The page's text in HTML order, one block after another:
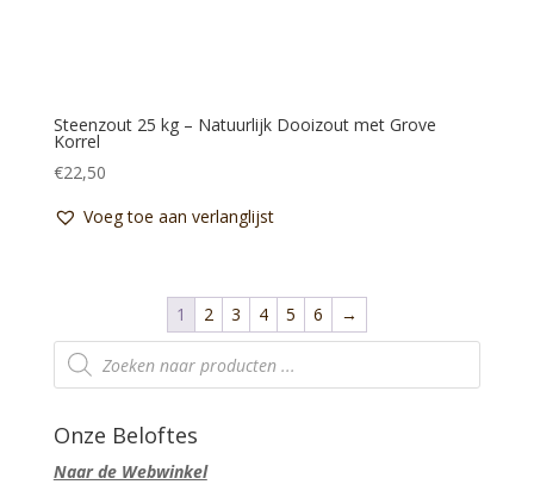
Steenzout 25 kg – Natuurlijk Dooizout met Grove
Korrel
€22,50
Voeg toe aan verlanglijst
1 2 3 4 5 6
→
Producten
zoeken
Onze Beloftes
Naar de Webwinkel